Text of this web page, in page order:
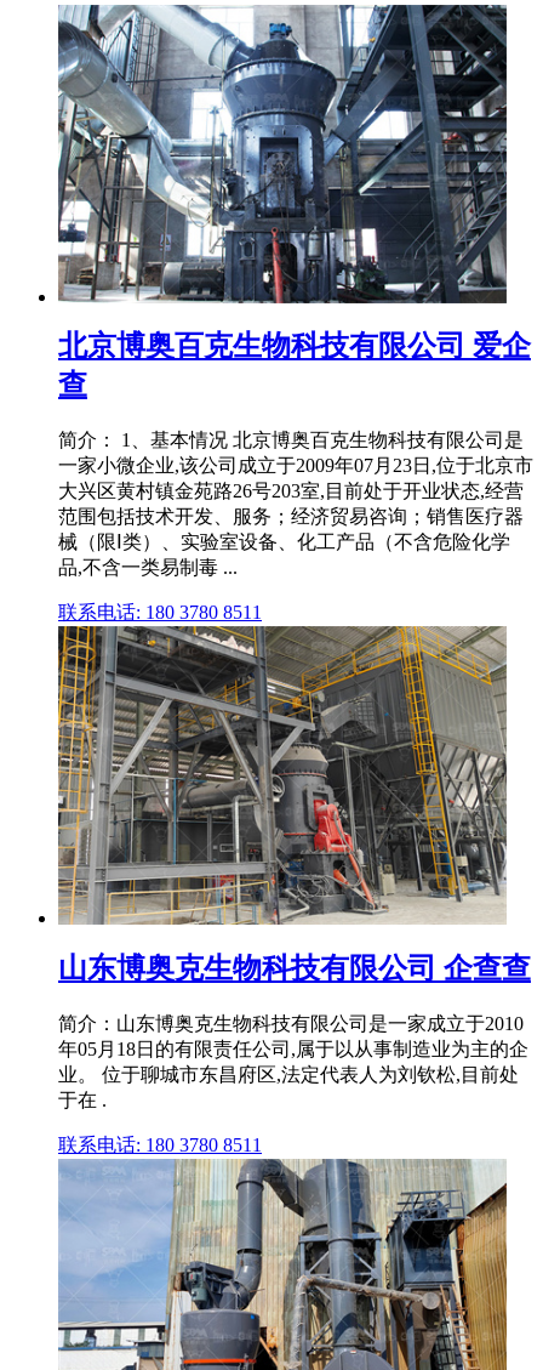
北京博奥百克生物科技有限公司 爱企
查
简介： 1、基本情况 北京博奥百克生物科技有限公司是
一家小微企业,该公司成立于2009年07月23日,位于北京市
大兴区黄村镇金苑路26号203室,目前处于开业状态,经营
范围包括技术开发、服务；经济贸易咨询；销售医疗器
械（限Ⅰ类）、实验室设备、化工产品（不含危险化学
品,不含一类易制毒 ...
联系电话: 180 3780 8511
山东博奥克生物科技有限公司 企查查
简介：山东博奥克生物科技有限公司是⼀家成⽴于2010
年05月18日的有限责任公司,属于以从事制造业为主的企
业。 位于聊城市东昌府区,法定代表人为刘钦松,目前处
于在 .
联系电话: 180 3780 8511